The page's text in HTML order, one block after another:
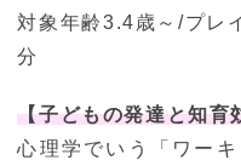
対象年齢3.4歳～/プレ
分
【子どもの発達と知育
心理学でいう「ワー